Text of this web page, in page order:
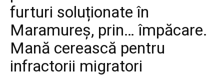
furturi soluționate în
Maramureș, prin… împăcare.
Mană cerească pentru
infractorii migratori